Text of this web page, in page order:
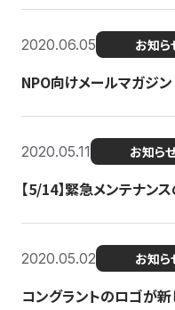
2020.06.05 お知ら
NPO向けメールマガジ
2020.05.11 お知ら
【5/14】緊急メンテナン
2020.05.02 お知ら
コングラントのロゴが新